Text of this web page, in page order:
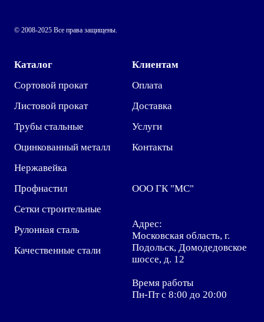
© 2008-2025 Все права защищены.
Каталог
Сортовой прокат
Листовой прокат
Трубы стальные
Оцинкованный металл
Нержавейка
Профнастил
Сетки строительные
Рулонная сталь
Качественные стали
Клиентам
Оплата
Доставка
Услуги
Контакты
ООО ГК "МС"
Адрес:
Московская область, г.
Подольск, Домодедовское
шоссе, д. 12
Время работы
Пн-Пт с 8:00 до 20:00